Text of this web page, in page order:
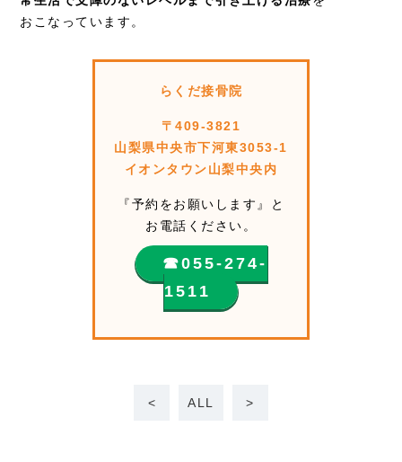
おこなっています。
らくだ接骨院
〒409-3821
山梨県中央市下河東3053-1
イオンタウン山梨中央内
『予約をお願いします』と
お電話ください。
☎︎055-274-
1511
< ALL >